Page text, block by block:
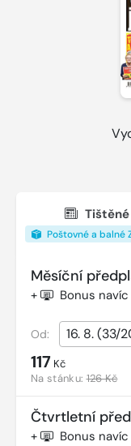
Tištěné
Poštovné a balné
Měsíční
+ Bonus
Od:
117 Kč
Na stánku:126 Kč
Čtvrtletní
+ Bonus